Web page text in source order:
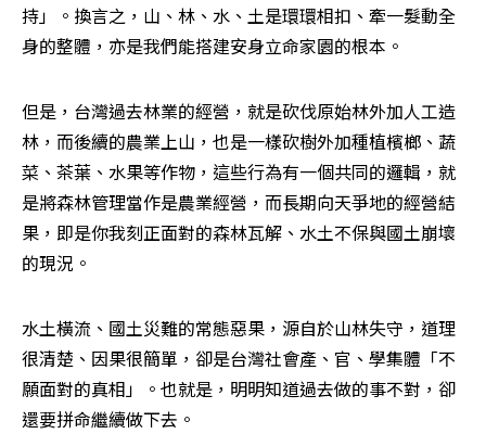
持」。換言之，山、林、水、土是環環相扣、牽一髮動全
身的整體，亦是我們能搭建安身立命家園的根本。
但是，台灣過去林業的經營，就是砍伐原始林外加人工造
林，而後續的農業上山，也是一樣砍樹外加種植檳榔、蔬
菜、茶葉、水果等作物，這些行為有一個共同的邏輯，就
是將森林管理當作是農業經營，而長期向天爭地的經營結
果，即是你我刻正面對的森林瓦解、水土不保與國土崩壞
的現況。
水土橫流、國土災難的常態惡果，源自於山林失守，道理
很清楚、因果很簡單，卻是台灣社會產、官、學集體「不
願面對的真相」。也就是，明明知道過去做的事不對，卻
還要拼命繼續做下去。